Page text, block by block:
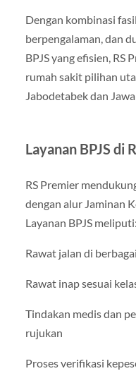
Dengan kombinasi
berpengalaman, dan
BPJS yang efisien,
rumah sakit pilihan
Jabodetabek dan
Layanan BPJS di
RS Premier
dengan alur Jaminan
Layanan BPJS meliputi:
Rawat jalan di
Rawat inap sesuai
Tindakan medis dan
rujukan
Proses verifikasi